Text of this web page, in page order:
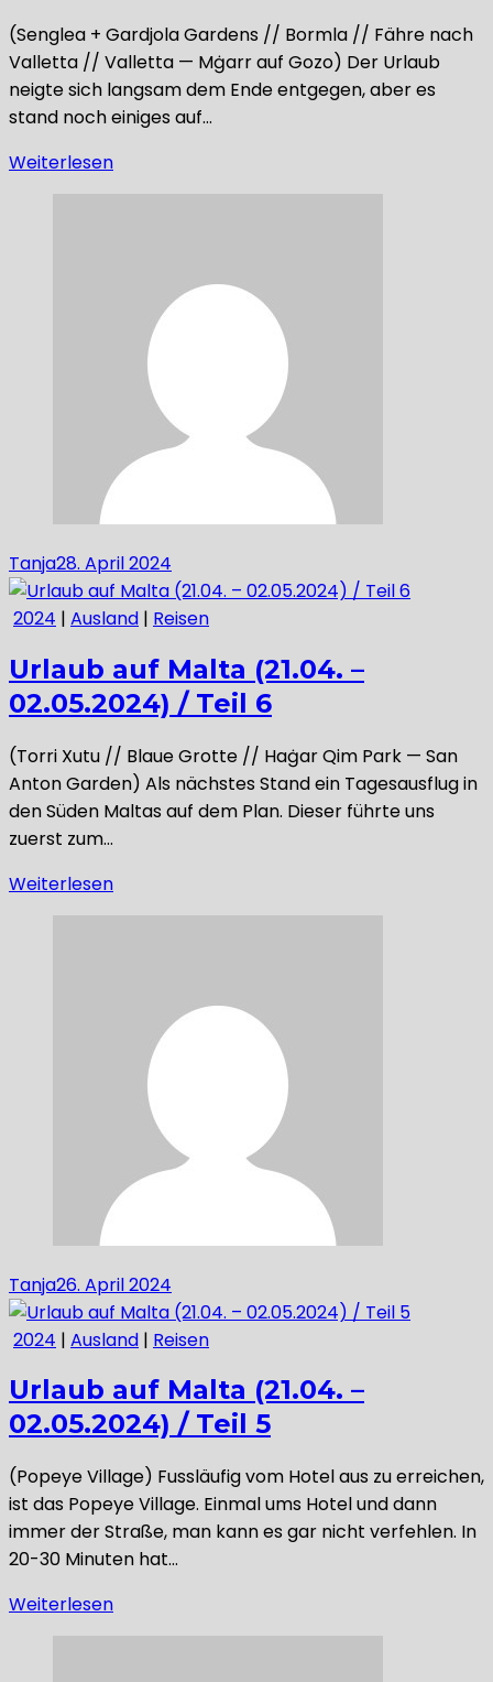
(Senglea + Gardjola Gardens // Bormla // Fähre nach
Valletta // Valletta — Mġarr auf Gozo) Der Urlaub
neigte sich langsam dem Ende entgegen, aber es
stand noch einiges auf…
Weiterlesen
Tanja28. April 2024
2024 | Ausland | Reisen
Urlaub auf Malta (21.04. –
02.05.2024) / Teil 6
(Torri Xutu // Blaue Grotte // Haġar Qim Park — San
Anton Garden) Als nächstes Stand ein Tagesausflug in
den Süden Maltas auf dem Plan. Dieser führte uns
zuerst zum…
Weiterlesen
Tanja26. April 2024
2024 | Ausland | Reisen
Urlaub auf Malta (21.04. –
02.05.2024) / Teil 5
(Popeye Village) Fussläufig vom Hotel aus zu erreichen,
ist das Popeye Village. Einmal ums Hotel und dann
immer der Straße, man kann es gar nicht verfehlen. In
20-30 Minuten hat…
Weiterlesen